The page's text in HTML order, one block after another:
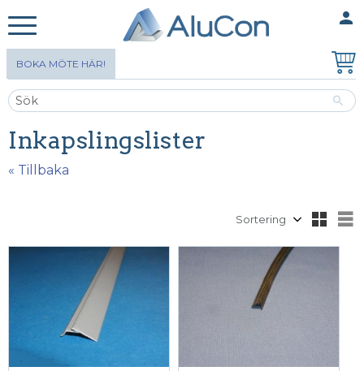
person
BOKA MÖTE HÄR!
Inkapslingslister
« Tillbaka